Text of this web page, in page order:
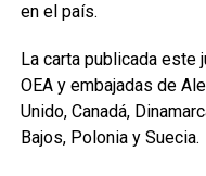
en el país.
La carta publicada este
OEA y embajadas de
Unido, Canadá,
Bajos, Polonia y Suecia.